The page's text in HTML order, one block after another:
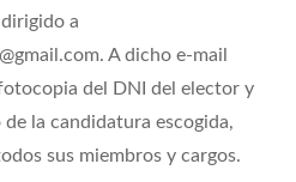
a
A dicho e-mail
del DNI del elector y
de la candidatura escogida,
sus miembros y cargos.